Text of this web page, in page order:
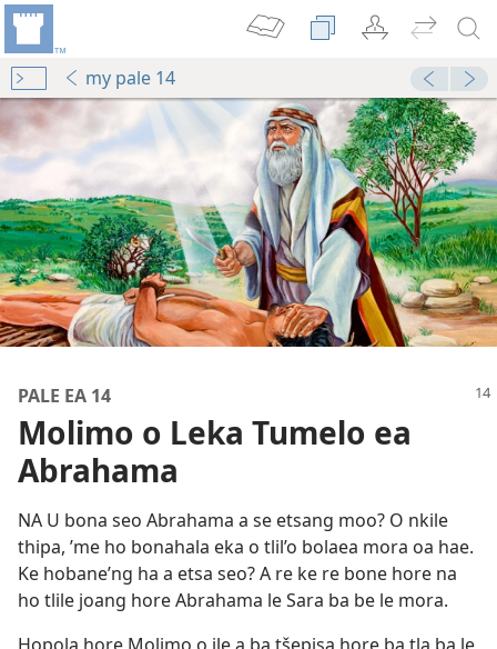
my pale 14
Ithutoang)—2016
la Molimo
PALE EA 14
Molimo o Leka Tumelo ea
Abrahama
NA U bona seo Abrahama a se etsang moo? O nkile
thipa, ’me ho bonahala eka o tlil’o bolaea mora oa hae.
Ke hobane’ng ha a etsa seo? A re ke re bone hore na
ho tlile joang hore Abrahama le Sara ba be le mora.